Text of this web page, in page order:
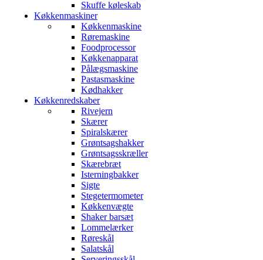
Skuffe køleskab
Køkkenmaskiner
Køkkenmaskine
Røremaskine
Foodprocessor
Køkkenapparat
Pålægsmaskine
Pastasmaskine
Kødhakker
Køkkenredskaber
Rivejern
Skærer
Spiralskærer
Grøntsagshakker
Grøntsagsskræller
Skærebræt
Isterningbakker
Sigte
Stegetermometer
Køkkenvægte
Shaker barsæt
Lommelærker
Røreskål
Salatskål